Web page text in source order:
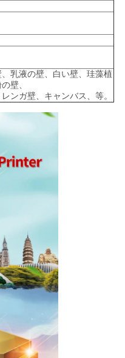
乳液の壁、白い壁、珪藻植
壁、
ンガ壁、キャンバス、等。